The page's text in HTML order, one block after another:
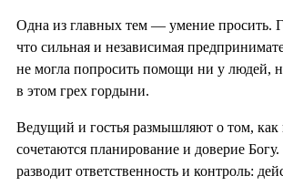
Одна из главных тем — умение просить.
что сильная и независимая
не могла попросить помощи ни у людей,
в этом грех гордыни.
Ведущий и гостья размышляют о том, как
сочетаются планирование и доверие
разводит ответственность и контроль: